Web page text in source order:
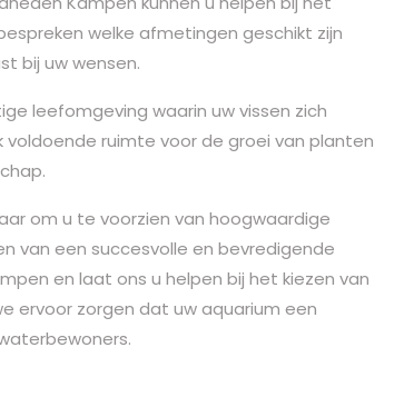
welke afmetingen geschikt zijn
bij uw wensen.
leefomgeving waarin uw vissen zich
ruimte voor de groei van planten
om u te voorzien van hoogwaardige
van een succesvolle en bevredigende
en laat ons u helpen bij het kiezen van
ervoor zorgen dat uw aquarium een